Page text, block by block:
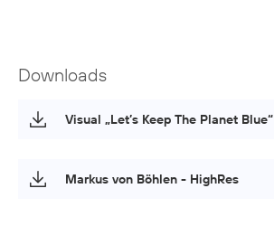
Downloads
Visual „Let’s Keep The Planet Blue“
Markus von Böhlen - HighRes